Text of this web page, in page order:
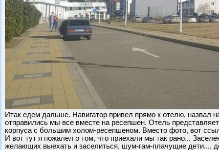
Итак едем дальше. Навигатор привел прямо к отелю, назвал
отправились мы все вместе на ресепшен. Отель
корпуса с большим холом-ресепшеном. Вместо фото, вот
И вот тут я пожалел о том, что приехали мы так рано...
желающих выехать и заселиться, шум-гам-плачущие дети...,